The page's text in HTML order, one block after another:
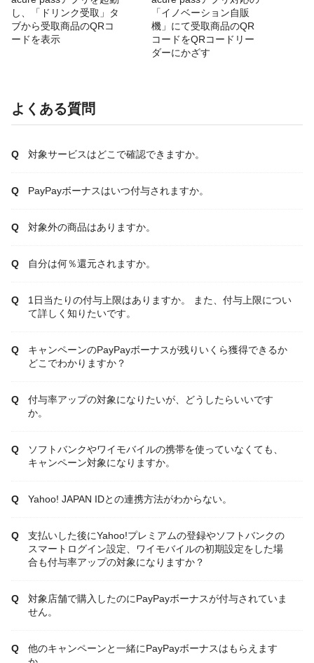
し、「ドリンク受取」タ
ブから受取商品のQRコ
ードを表示
「イノベーション自販
機」にて受取商品のQR
コードをQRコードリー
ダーにかざす
よくある質問
対象サービスはどこで確認できますか。
PayPayボーナスはいつ付与されますか。
対象外の商品はありますか。
自分は何％還元されますか。
1日当たりの付与上限はありますか。 また、付与上限につい
て詳しく知りたいです。
キャンペーンのPayPayボーナスが残りいくら獲得できるか
どこでわかりますか？
付与率アップの対象になりたいが、どうしたらいいです
か。
ソフトバンクやワイモバイルの携帯を使っていなくても、
キャンペーン対象になりますか。
Yahoo! JAPAN IDとの連携方法がわからない。
支払いした後にYahoo!プレミアムの登録やソフトバンクの
スマートログイン設定、ワイモバイルの初期設定をした場
合も付与率アップの対象になりますか？
対象店舗で購入したのにPayPayボーナスが付与されていま
せん。
他のキャンペーンと一緒にPayPayボーナスはもらえます